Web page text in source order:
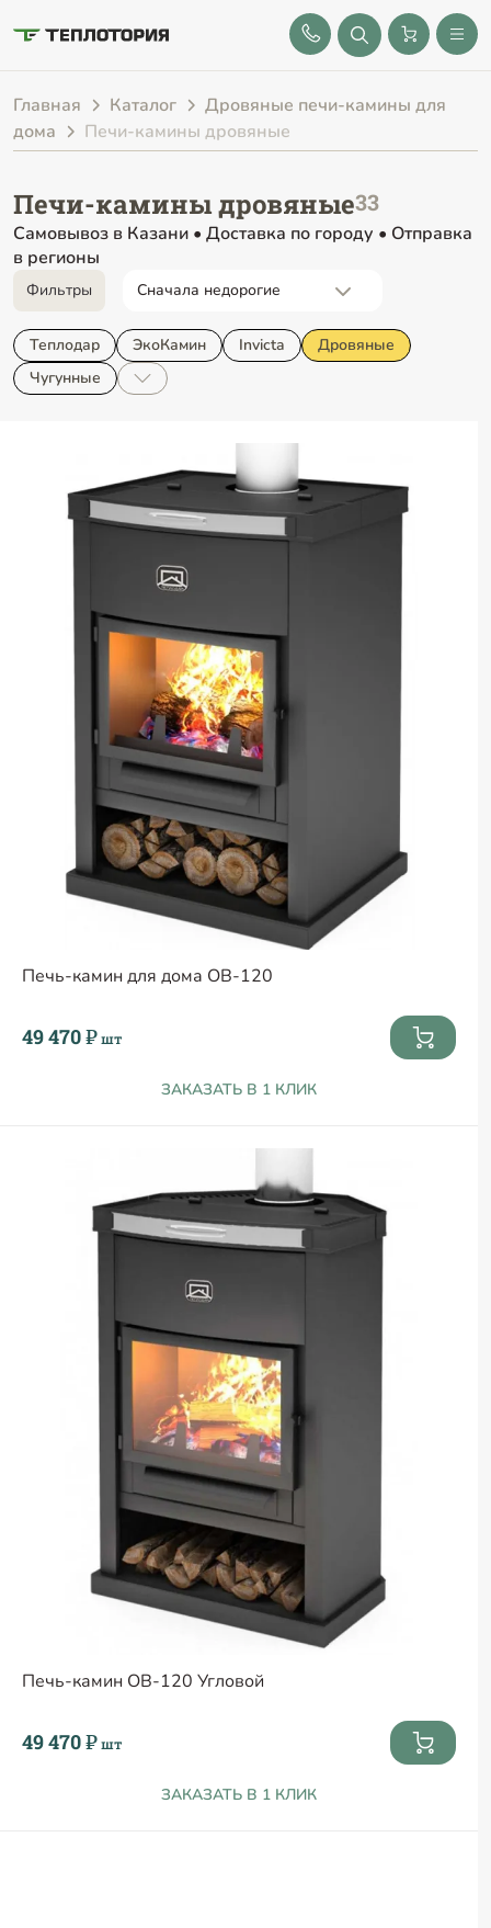
8 (843) 212-25-32
Главная Каталог
Дровяные печи-камины для
дома
Печи-камины дровяные
Печи-камины дровяные
Самовывоз в Казани • Доставка по городу • Отправка
в регионы
Фильтры
Теплодар ЭкоКамин Invicta
Дровяные
Чугунные
Печь-камин для дома ОВ-120
49 470 ₽шт
ЗАКАЗАТЬ В 1 КЛИК
Печь-камин ОВ-120 Угловой
49 470 ₽шт
ЗАКАЗАТЬ В 1 КЛИК